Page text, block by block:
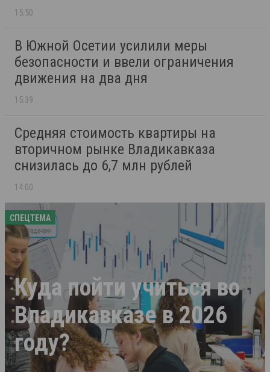
15:50
В Южной Осетии усилили меры
безопасности и ввели ограничения
движения на два дня
15:39
Средняя стоимость квартиры на
вторичном рынке Владикавказа
снизилась до 6,7 млн рублей
14:00
СПЕЦТЕМА
Куда пойти учиться во
Владикавказе в 2026
году?